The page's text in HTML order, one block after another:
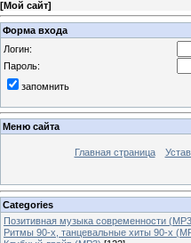
[Мой сайт]
Форма входа
Логин:
Пароль:
запомнить
Меню сайта
Главная страница
Categories
Позитивная музыка современности
Ритмы 90-х, танцевальные хиты 90-х